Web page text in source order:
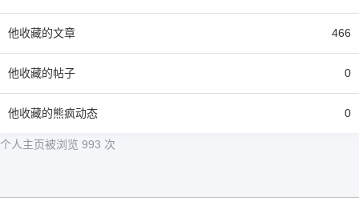
他收藏的文章 466
他收藏的帖子 0
他收藏的熊疯动态 0
个人主页被浏览 993 次